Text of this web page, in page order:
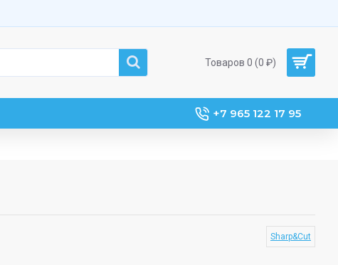
Товаров 0 (0 ₽)
+7 965 122 17 95
Sharp&Cut